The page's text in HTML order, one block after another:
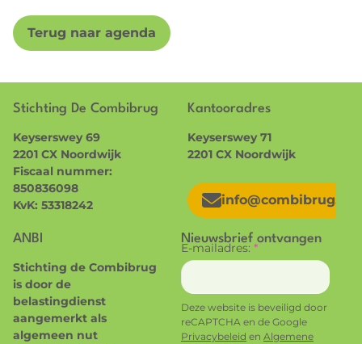
Terug naar agenda
Stichting De Combibrug
Keyserswey 69
2201 CX Noordwijk
Fiscaal nummer:
850836098
KvK: 53318242
Kantooradres
Keyserswey 71
2201 CX Noordwijk
info@combibrug.nl
ANBI
Stichting de Combibrug
is door de
belastingdienst
aangemerkt als
algemeen nut
Nieuwsbrief ontvangen
E-mailadres: *
Deze website is beveiligd door
reCAPTCHA en de Google
Privacybeleid en Algemene